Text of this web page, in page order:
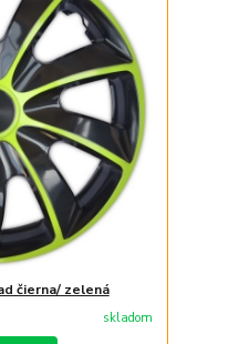
čierna/ zelená
skladom